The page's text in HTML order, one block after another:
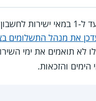
ביחידותיהם.
את מנהל התשלומים
לא תואמים את ימי